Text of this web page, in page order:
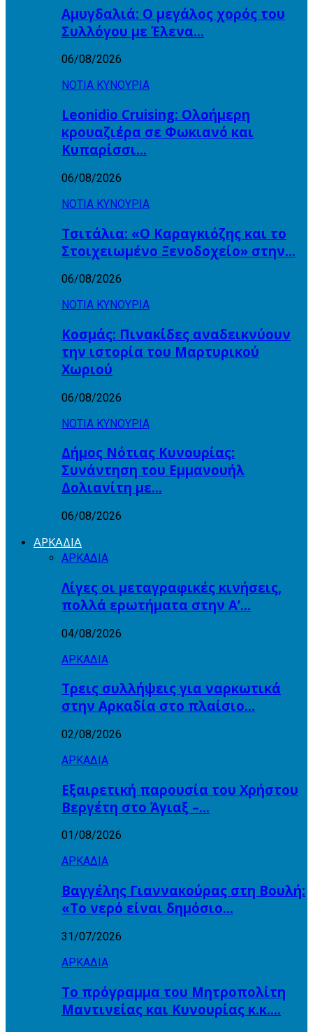
Αμυγδαλιά: Ο μεγάλος χορός του
Συλλόγου με Έλενα…
06/08/2026
ΝΟΤΙΑ ΚΥΝΟΥΡΙΑ
Leonidio Cruising: Ολοήμερη
κρουαζιέρα σε Φωκιανό και
Κυπαρίσσι…
06/08/2026
ΝΟΤΙΑ ΚΥΝΟΥΡΙΑ
Τσιτάλια: «Ο Καραγκιόζης και το
Στοιχειωμένο Ξενοδοχείο» στην…
06/08/2026
ΝΟΤΙΑ ΚΥΝΟΥΡΙΑ
Κοσμάς: Πινακίδες αναδεικνύουν
την ιστορία του Μαρτυρικού
Χωριού
06/08/2026
ΝΟΤΙΑ ΚΥΝΟΥΡΙΑ
Δήμος Νότιας Κυνουρίας:
Συνάντηση του Εμμανουήλ
Δολιανίτη με…
06/08/2026
ΑΡΚΑΔΙΑ
ΑΡΚΑΔΙΑ
Λίγες οι μεταγραφικές κινήσεις,
πολλά ερωτήματα στην Α’…
04/08/2026
ΑΡΚΑΔΙΑ
Τρεις συλλήψεις για ναρκωτικά
στην Αρκαδία στο πλαίσιο…
02/08/2026
ΑΡΚΑΔΙΑ
Εξαιρετική παρουσία του Χρήστου
Βεργέτη στο Άγιαξ –…
01/08/2026
ΑΡΚΑΔΙΑ
Βαγγέλης Γιαννακούρας στη Βουλή:
«Το νερό είναι δημόσιο…
31/07/2026
ΑΡΚΑΔΙΑ
Το πρόγραμμα του Μητροπολίτη
Μαντινείας και Κυνουρίας κ.κ….